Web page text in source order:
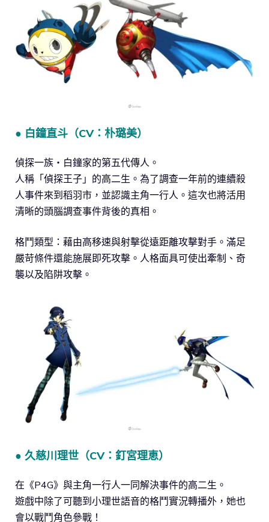
● 白鐘直斗（CV：朴璐美）
偵探一族・白鐘家的第五代傳人。
人稱「偵探王子」的高二生。為了調查一年前的連續殺
人事件來到稻羽市，並認識主角一行人。這次也將活用
清晰的頭腦調查事件背後的真相。
格鬥類型：藉由高移速與射擊從遠距離攻擊對手。滿足
嚴苛條件還能施展即死攻擊。人格面具可使出牽制、奇
襲以及陷阱攻擊。
● 久慈川理世（CV：釘宮理恵）
在《P4G》與主角一行人一同解決事件的高二生。
遊戲中除了可聽到小理世語音的格鬥實況轉播外，她也
會以戰鬥角色參戰！